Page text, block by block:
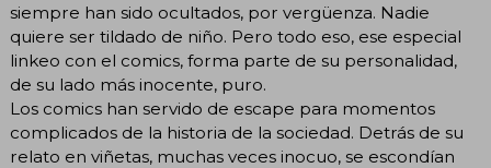
siempre han sido ocultados, por vergüenza. Nadie
quiere ser tildado de niño. Pero todo eso, ese especial
linkeo con el comics, forma parte de su personalidad,
de su lado más inocente, puro.
Los comics han servido de escape para momentos
complicados de la historia de la sociedad. Detrás de su
relato en viñetas, muchas veces inocuo, se escondían